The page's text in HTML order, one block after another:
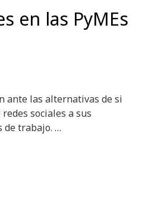
en las PyMEs
ante las alternativas de si
sociales a sus
de trabajo. …